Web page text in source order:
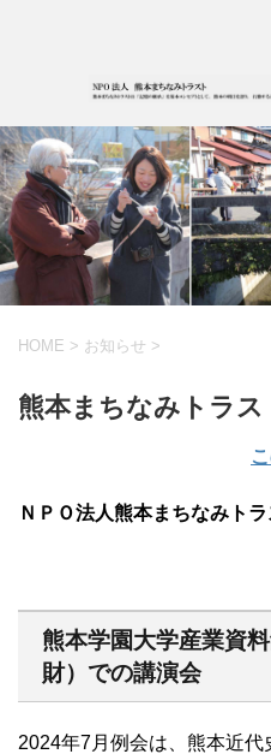
HOME > お知らせ >
熊本まちなみトラ
ＮＰＯ法人熊本まちなみトラ
熊本学園大学産業資
財）での講演会
2024年7月例会は、熊本近